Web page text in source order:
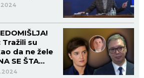
su
da ne žele
SE ŠTA